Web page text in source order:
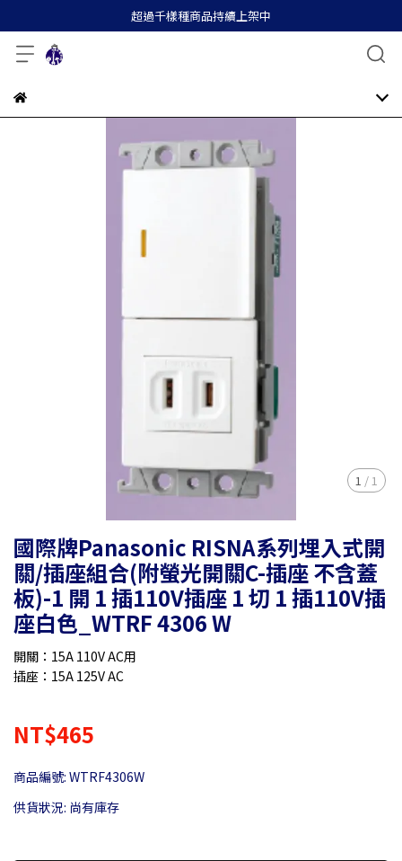
超過千樣種商品持續上架中
1 / 1
國際牌Panasonic RISNA系列埋入式開
關/插座組合(附螢光開關C-插座 不含蓋
板)-1 開 1 插110V插座 1 切 1 插110V插
座白色_WTRF 4306 W
開關：15A 110V AC用
插座：15A 125V AC
NT$465
商品編號: WTRF4306W
供貨狀況: 尚有庫存